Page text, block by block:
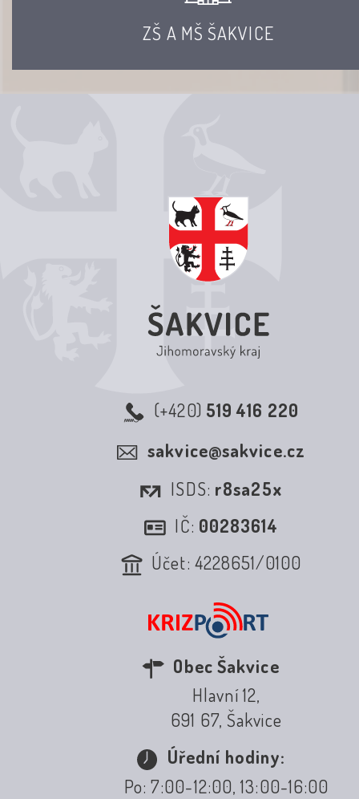
ZŠ A MŠ ŠAKVICE
(+420) 519 416 220
sakvice@sakvice.cz
ISDS: r8sa25x
IČ: 00283614
Účet: 4228651/0100
Obec Šakvice
Hlavní 12,
691 67, Šakvice
Úřední hodiny:
Po: 7:00-12:00, 13:00-16:00